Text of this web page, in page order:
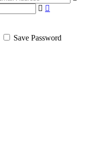
Save Password